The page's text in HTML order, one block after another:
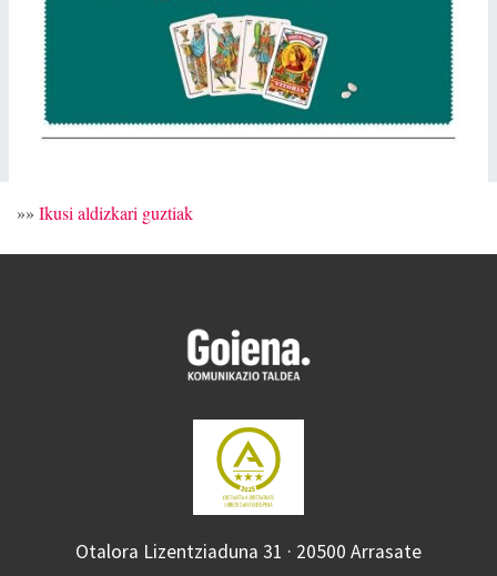
»» Ikusi aldizkari guztiak
Otalora Lizentziaduna 31 · 20500 Arrasate